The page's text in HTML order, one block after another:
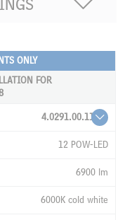
ONLY
FOR
4.0291.00.11
12 POW-LED
6900 lm
6000K cold white